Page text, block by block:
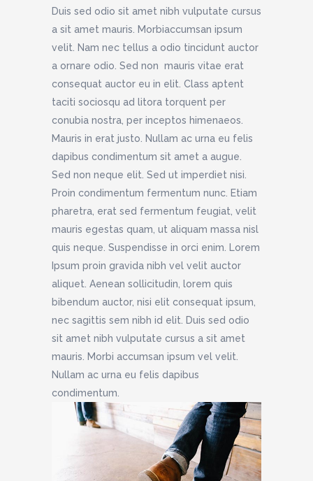
Duis sed odio sit amet nibh vulputate cursus
a sit amet mauris. Morbiaccumsan ipsum
velit. Nam nec tellus a odio tincidunt auctor
a ornare odio. Sed non mauris vitae erat
consequat auctor eu in elit. Class aptent
taciti sociosqu ad litora torquent per
conubia nostra, per inceptos himenaeos.
Mauris in erat justo. Nullam ac urna eu felis
dapibus condimentum sit amet a augue.
Sed non neque elit. Sed ut imperdiet nisi.
Proin condimentum fermentum nunc. Etiam
pharetra, erat sed fermentum feugiat, velit
mauris egestas quam, ut aliquam massa nisl
quis neque. Suspendisse in orci enim. Lorem
Ipsum proin gravida nibh vel velit auctor
aliquet. Aenean sollicitudin, lorem quis
bibendum auctor, nisi elit consequat ipsum,
nec sagittis sem nibh id elit. Duis sed odio
sit amet nibh vulputate cursus a sit amet
mauris. Morbi accumsan ipsum vel velit.
Nullam ac urna eu felis dapibus
condimentum.